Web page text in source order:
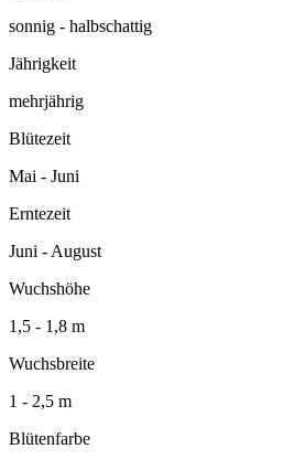
sonnig - halbschattig
Jährigkeit
mehrjährig
Blütezeit
Mai - Juni
Erntezeit
Juni - August
Wuchshöhe
1,5 - 1,8 m
Wuchsbreite
1 - 2,5 m
Blütenfarbe